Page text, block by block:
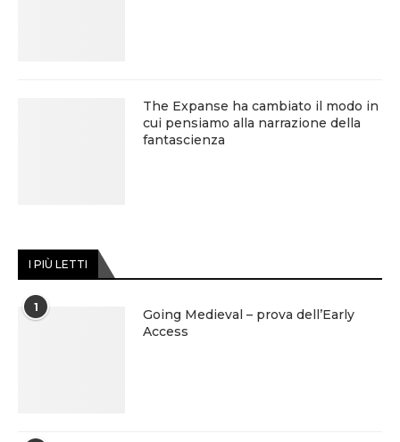
The Expanse ha cambiato il modo in
cui pensiamo alla narrazione della
fantascienza
I PIÙ LETTI
1
Going Medieval – prova dell’Early
Access